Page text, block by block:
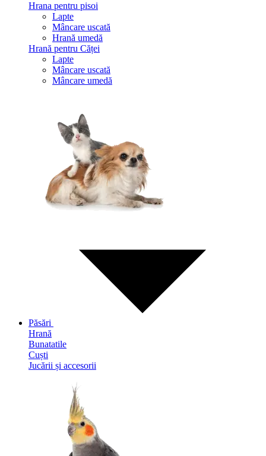
Hrana pentru pisoi
Lapte
Mâncare uscată
Hrană umedă
Hrană pentru Căței
Lapte
Mâncare uscată
Mâncare umedă
Păsări
Hrană
Bunatatile
Cuști
Jucării și accesorii